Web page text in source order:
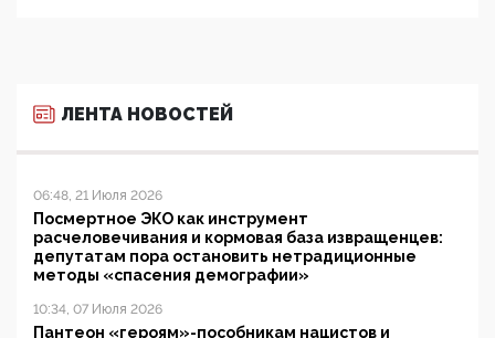
ЛЕНТА НОВОСТЕЙ
06:48, 21 Июля 2026
Посмертное ЭКО как инструмент
расчеловечивания и кормовая база извращенцев:
депутатам пора остановить нетрадиционные
методы «спасения демографии»
10:34, 07 Июля 2026
Пантеон «героям»-пособникам нацистов и